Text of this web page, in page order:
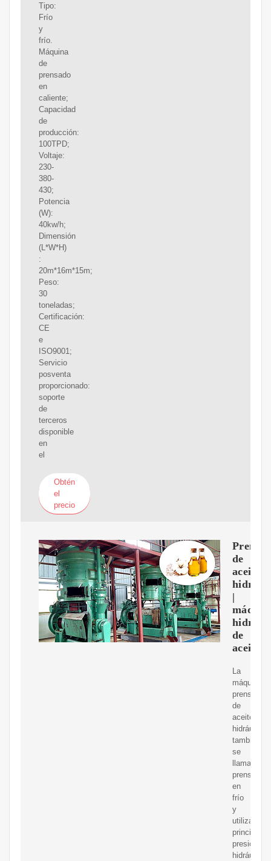
Tipo:
Frío
y
frío.
Máquina
de
prensado
en
caliente;
Capacidad
de
producción:
100TPD;
Voltaje:
230-
380-
430;
Potencia
(W):
40kw/h;
Dimensión
(L*W*H)
:
20m*16m*15m;
Peso:
30
toneladas;
Certificación:
CE
e
ISO9001;
Servicio
posventa
proporcionado:
soporte
de
terceros
disponible
en
el
Obtén
el
precio
Prensa
de
aceite
|
de
aceite
La
máquina
prensadora
de
aceite
hidráulico
también
se
llama
prensa
en
frío
y
utiliza
presión
hidráulica